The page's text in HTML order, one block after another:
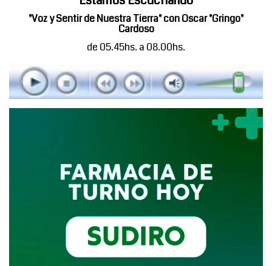
"Voz y Sentir de Nuestra Tierra" con Oscar "Gringo"
Cardoso
de 05.45hs. a 08.00hs.